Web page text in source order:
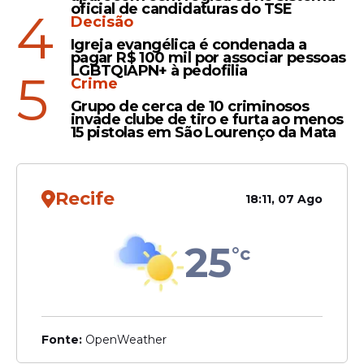
cosméticos.
Contudo, os economistas fazem um aviso,
o aumento dainadimplêncianão é algo
exclusivo do Nordeste. O Brasil soma 81,7
milhões de pessoas inadimplentes. Mas é
na região que se vê uma maior intensidade
dessa onda.
oficial de candidaturas do TSE
4
Decisão
Igreja evangélica é condenada a
pagar R$ 100 mil por associar pessoas
LGBTQIAPN+ à pedofilia
5
Crime
Grupo de cerca de 10 criminosos
invade clube de tiro e furta ao menos
15 pistolas em São Lourenço da Mata
Recife 18:11, 07 Ago
25°c
Fonte: OpenWeather